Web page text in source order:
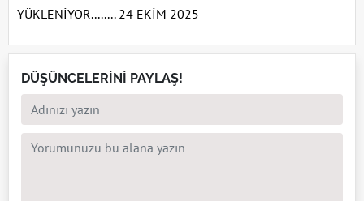
YÜKLENİYOR........ 24 EKİM 2025
DÜŞÜNCELERİNİ PAYLAŞ!